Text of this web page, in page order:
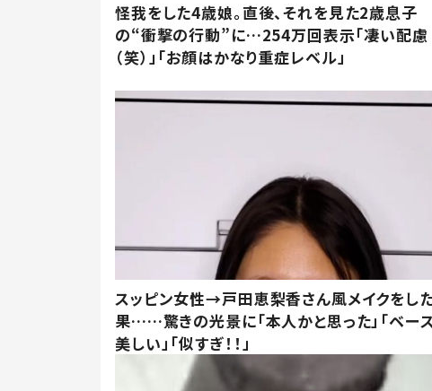
怪我をした4歳娘。直後、それを見た2歳息子
の“衝撃の行動”に…254万回表示「凄い配慮
（笑）」「お顔はかなり重症レベル」
スッピン女性→戸田恵梨香さん風メイクをし
果……驚きの光景に「本人かと思った」「ベー
美しい」「似すぎ！！」